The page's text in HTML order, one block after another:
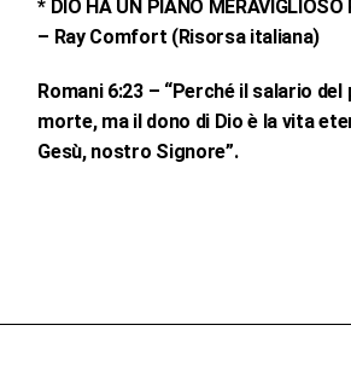
* DIO HA UN PIANO
– Ray Comfort (Risorsa italiana)
Romani 6:23 – “Perché il salario
morte, ma il dono di Dio è la vita
Gesù, nostro Signore”.